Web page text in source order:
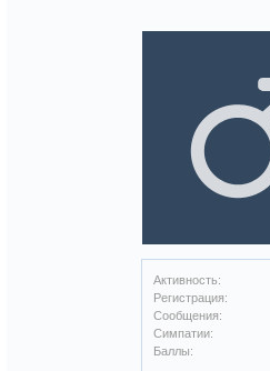
Активность:
Регистрация:
Сообщения:
Симпатии:
Баллы: